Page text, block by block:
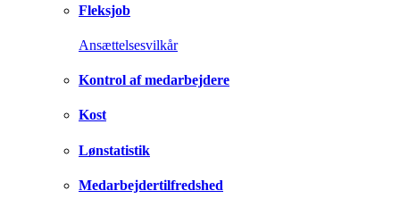
Fleksjob
Ansættelsesvilkår
Kontrol af medarbejdere
Kost
Lønstatistik
Medarbejdertilfredshed